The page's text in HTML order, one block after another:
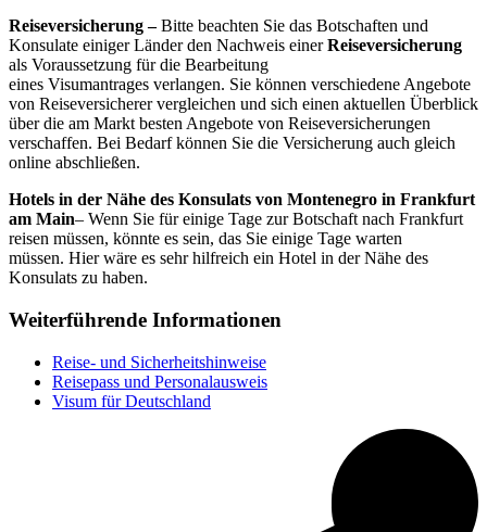
Reiseversicherung –Bitte beachten Sie das Botschaften und
Konsulate einiger Länder den Nachweis einerReiseversicherung
als Voraussetzung für die Bearbeitung
eines Visumantrages verlangen. Sie können verschiedene Angebote
von Reiseversicherer vergleichen und sich einen aktuellen Überblick
über die am Markt besten Angebote von Reiseversicherungen
verschaffen. Bei Bedarf können Sie die Versicherung auch gleich
online abschließen.
Hotels in der Nähe des Konsulats von Montenegro in Frankfurt
am Main– Wenn Sie für einige Tage zur Botschaft nach Frankfurt
reisen müssen, könnte es sein, das Sie einige Tage warten
müssen. Hier wäre es sehr hilfreich ein Hotel in der Nähe des
Konsulats zu haben.
Weiterführende Informationen
Reise- und Sicherheitshinweise
Reisepass und Personalausweis
Visum für Deutschland